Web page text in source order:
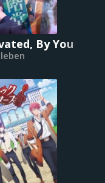
with My
By You